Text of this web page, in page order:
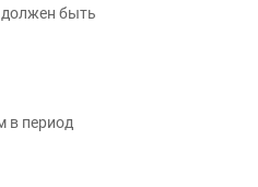
быть
в период